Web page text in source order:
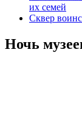
их семей
Сквер
Ночь